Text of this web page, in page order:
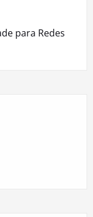
para Redes